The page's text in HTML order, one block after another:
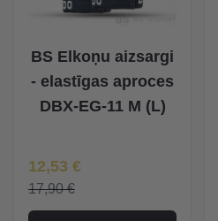
BS Elkoņu aizsargi
- elastīgas aproces
DBX-EG-11 M (L)
Īpaša Cena
12,53 €
17,90 €